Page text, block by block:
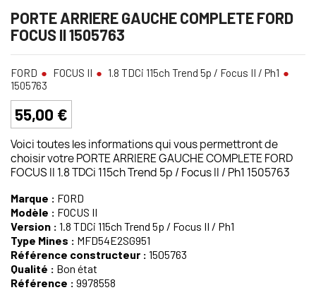
PORTE ARRIERE GAUCHE COMPLETE FORD
FOCUS II 1505763
FORD FOCUS II
1.8 TDCi 115ch Trend 5p / Focus II / Ph1
1505763
55,00 €
Voici toutes les informations qui vous permettront de
choisir votre PORTE ARRIERE GAUCHE COMPLETE FORD
FOCUS II 1.8 TDCi 115ch Trend 5p / Focus II / Ph1 1505763
Marque : FORD
Modèle : FOCUS II
Version : 1.8 TDCi 115ch Trend 5p / Focus II / Ph1
Type Mines : MFD54E2SG951
Référence constructeur : 1505763
Qualité : Bon état
Référence : 9978558